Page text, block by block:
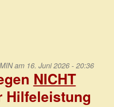
am 16. Juni 2026 - 20:36
NICHT
Hilfeleistung